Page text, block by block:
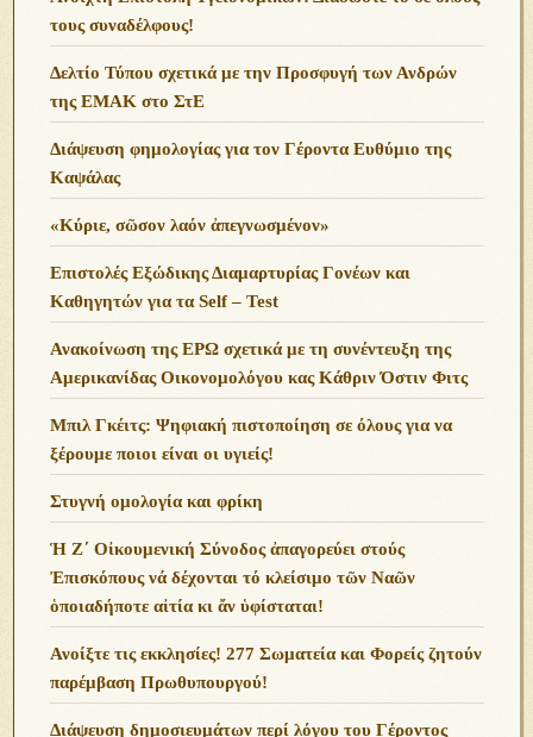
τους συναδέλφους!
Δελτίο Τύπου σχετικά με την Προσφυγή των Ανδρών
της ΕΜΑΚ στο ΣτΕ
Διάψευση φημολογίας για τον Γέροντα Ευθύμιο της
Καψάλας
«Κύριε, σῶσον λαόν ἀπεγνωσμένον»
Επιστολές Εξώδικης Διαμαρτυρίας Γονέων και
Καθηγητών για τα Self – Test
Ανακοίνωση της ΕΡΩ σχετικά με τη συνέντευξη της
Αμερικανίδας Οικονομολόγου κας Κάθριν Όστιν Φιτς
Μπιλ Γκέιτς: Ψηφιακή πιστοποίηση σε όλους για να
ξέρουμε ποιοι είναι οι υγιείς!
Στυγνή ομολογία και φρίκη
Ἡ Ζ΄ Οἰκουμενική Σύνοδος ἀπαγορεύει στούς
Ἐπισκόπους νά δέχονται τό κλείσιμο τῶν Ναῶν
ὁποιαδήποτε αἰτία κι ἄν ὑφίσταται!
Ανoίξτε τις εκκλησίες! 277 Σωματεία και Φορείς ζητούν
παρέμβαση Πρωθυπουργού!
Διάψευση δημοσιευμάτων περί λόγου του Γέροντος